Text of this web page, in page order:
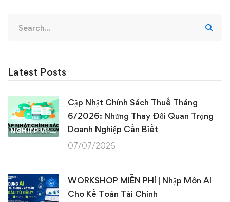
for:
Latest Posts
NGHIỆP VỤ KẾ TOÁN & THUẾ
Cập Nhật Chính Sách Thuế Tháng
6/2026: Những Thay Đổi Quan Trọng
Doanh Nghiệp Cần Biết
07/07/2026
WORKSHOP MIỄN PHÍ | Nhập Môn AI
Cho Kế Toán Tài Chính